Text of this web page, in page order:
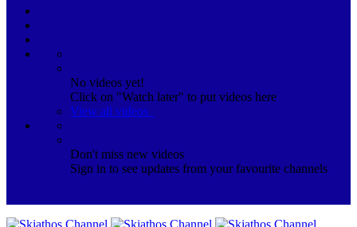
No videos yet!
Click on "Watch later" to put videos here
View all videos
Don't miss new videos
Sign in to see updates from your favourite channels